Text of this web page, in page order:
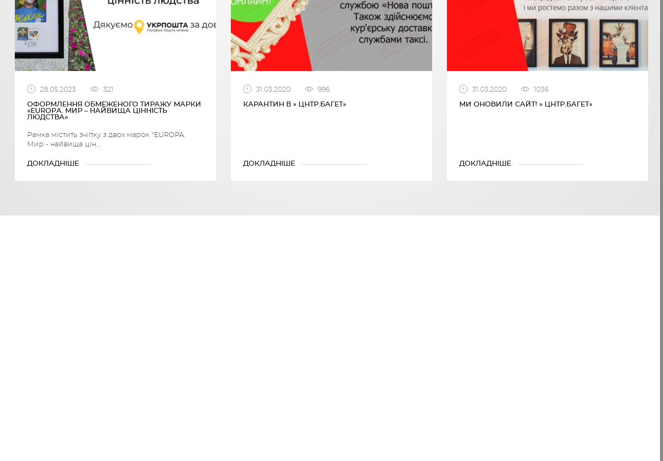
28.05.2023 321
ОФОРМЛЕННЯ ОБМЕЖЕНОГО ТИРАЖУ МАРКИ
«EUROPА. МИР – НАЙВИЩА ЦІННІСТЬ
ЛЮДСТВА»
Рамка містить зчіпку з двох марок "EUROPA.
Мир - найвища цін...
ДОКЛАДНІШЕ
31.03.2020 996
КАРАНТИН В » ЦНТР.БАГЕТ»
ДОКЛАДНІШЕ
31.03.2020 1036
МИ ОНОВИЛИ САЙТ! » ЦНТР.БАГЕТ»
ДОКЛАДНІШЕ